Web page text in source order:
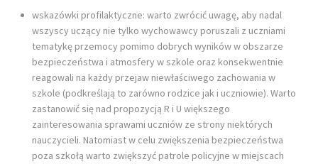
wskazówki profilaktyczne: warto zwrócić uwagę, aby nadal
wszyscy uczący nie tylko wychowawcy poruszali z uczniami
tematykę przemocy pomimo dobrych wyników w obszarze
bezpieczeństwa i atmosfery w szkole oraz konsekwentnie
reagowali na każdy przejaw niewłaściwego zachowania w
szkole (podkreślają to zarówno rodzice jak i uczniowie). Warto
zastanowić się nad propozycją R i U większego
zainteresowania sprawami uczniów ze strony niektórych
nauczycieli. Natomiast w celu zwiększenia bezpieczeństwa
poza szkołą warto zwiększyć patrole policyjne w miejscach